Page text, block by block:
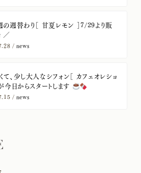
週替わり［ 甘夏レモン ］7/29より販
／
/ news
て、少し大人なシフォン［ カフェオレショ
今日からスタートします
/ news